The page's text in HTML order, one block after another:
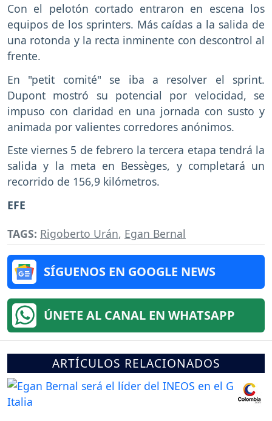
Con el pelotón cortado entraron en escena los
equipos de los sprinters. Más caídas a la salida de
una rotonda y la recta inminente con descontrol al
frente.
En "petit comité" se iba a resolver el sprint.
Dupont mostró su potencial por velocidad, se
impuso con claridad en una jornada con susto y
animada por valientes corredores anónimos.
Este viernes 5 de febrero la tercera etapa tendrá la
salida y la meta en Bessèges, y completará un
recorrido de 156,9 kilómetros.
EFE
TAGS: Rigoberto Urán, Egan Bernal
SÍGUENOS EN GOOGLE NEWS
ÚNETE AL CANAL EN WHATSAPP
ARTÍCULOS RELACIONADOS